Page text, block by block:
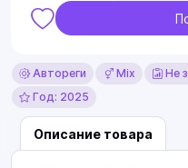
Автореги Mix Не
Год: 2025
Описание товара